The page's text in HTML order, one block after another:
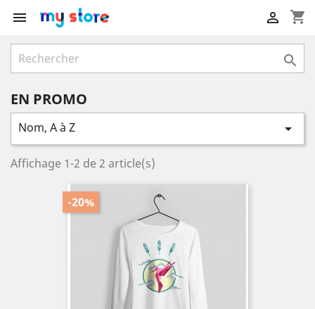
 shopping_cart


EN PROMO
Nom, A à Z 
Affichage 1-2 de 2 article(s)
-20%